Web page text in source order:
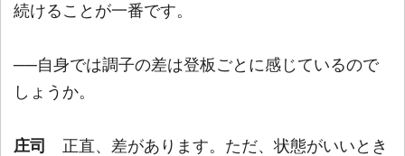
続けることが一番です。
──自身では調子の差は登板ごとに感じているので
しょうか。
庄司
正直、差があります。ただ、状態がいいとき